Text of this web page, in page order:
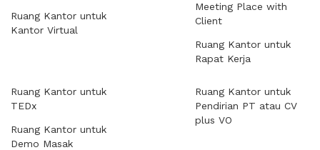
Ruang Kantor untuk
Kantor Virtual
Meeting Place with
Client
Ruang Kantor untuk
Rapat Kerja
Ruang Kantor untuk
TEDx
Ruang Kantor untuk
Demo Masak
Ruang Kantor untuk
Pendirian PT atau CV
plus VO